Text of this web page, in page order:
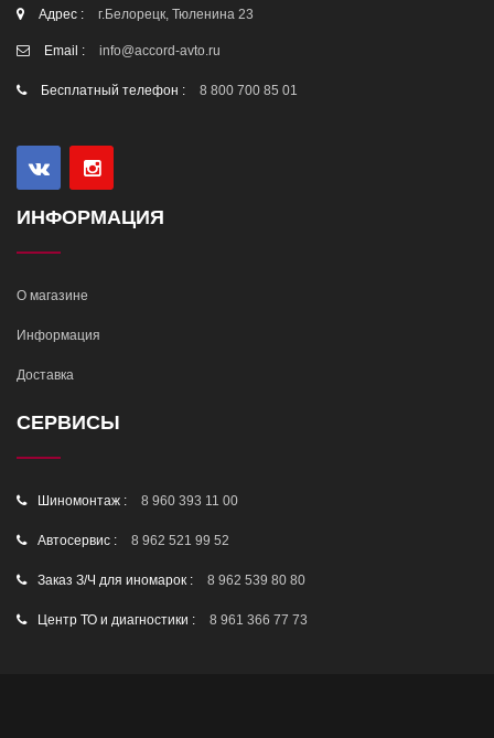
Адрес : г.Белорецк, Тюленина 23
Email : info@accord-avto.ru
Бесплатный телефон : 8 800 700 85 01
ИНФОРМАЦИЯ
О магазине
Информация
Доставка
СЕРВИСЫ
Шиномонтаж : 8 960 393 11 00
Автосервис : 8 962 521 99 52
Заказ З/Ч для иномарок : 8 962 539 80 80
Центр ТО и диагностики : 8 961 366 77 73